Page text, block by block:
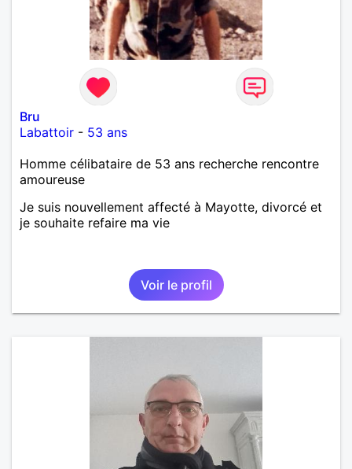
Bru
Labattoir - 53 ans
Homme célibataire de 53 ans recherche rencontre
amoureuse
Je suis nouvellement affecté à Mayotte, divorcé et
je souhaite refaire ma vie
Voir le profil